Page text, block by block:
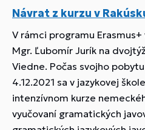
Návrat z kurzu v
V rámci programu
Mgr. Ľubomír Jurík na
Viedne. Počas svojho
4.12.2021 sa v jazykovej
intenzívnom kurze
vyučovaní gramatických